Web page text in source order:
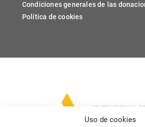
Uso de cookies
Condiciones generales de las
Política de cookies